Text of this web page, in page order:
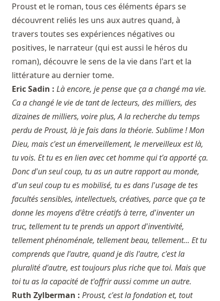
Proust et le roman, tous ces éléments épars se
découvrent reliés les uns aux autres quand, à
travers toutes ses expériences négatives ou
positives, le narrateur (qui est aussi le héros du
roman), découvre le sens de la vie dans l'art et la
littérature au dernier tome.
Eric Sadin : Là encore, je pense que ça a changé ma vie.
Ca a changé le vie de tant de lecteurs, des milliers, des
dizaines de milliers, voire plus, A la recherche du temps
perdu de Proust, là je fais dans la théorie. Sublime ! Mon
Dieu, mais c'est un émerveillement, le merveilleux est là,
tu vois. Et tu es en lien avec cet homme qui t'a apporté ça.
Donc d'un seul coup, tu as un autre rapport au monde,
d'un seul coup tu es mobilisé, tu es dans l'usage de tes
facultés sensibles, intellectuels, créatives, parce que ça te
donne les moyens d'être créatifs à terre, d'inventer un
truc, tellement tu te prends un apport d'inventivité,
tellement phénoménale, tellement beau, tellement... Et tu
comprends que l'autre, quand je dis l'autre, c'est la
pluralité d'autre, est toujours plus riche que toi. Mais que
toi tu as la capacité de t'offrir aussi comme un autre.
Ruth Zylberman : Proust, c'est la fondation et, tout